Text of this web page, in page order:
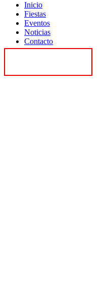
Inicio
Fiestas
Eventos
Noticias
Contacto